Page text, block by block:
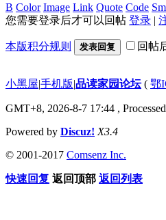
B Color Image Link Quote Code
您需要登录后才可以回帖 登录 |
本版积分规则 发表回复 回帖
小黑屋|手机版|品读家园论坛( 鄂
GMT+8, 2026-8-7 17:44 ,
Powered by Discuz! X3.4
© 2001-2017 Comsenz Inc.
快速回复 返回顶部 返回列表